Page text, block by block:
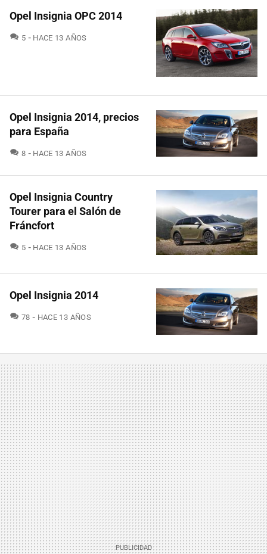
Opel Insignia OPC 2014
5 COMENTARIOS
HACE 13 AÑOS
Opel Insignia 2014, precios
para España
8 COMENTARIOS
HACE 13 AÑOS
Opel Insignia Country
Tourer para el Salón de
Fráncfort
5 COMENTARIOS
HACE 13 AÑOS
Opel Insignia 2014
78 COMENTARIOS
HACE 13 AÑOS